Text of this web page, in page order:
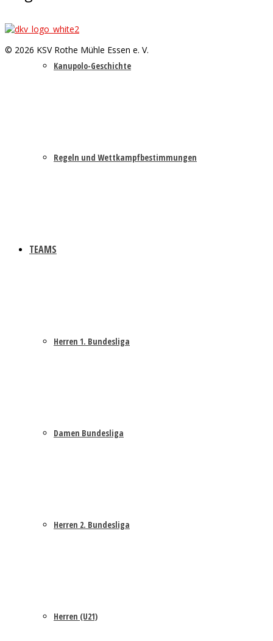
Kanupolo-Geschichte
Regeln und Wettkampfbestimmungen
TEAMS
Herren 1. Bundesliga
Damen Bundesliga
Herren 2. Bundesliga
Herren (U21)
© 2026 KSV Rothe Mühle Essen e. V.